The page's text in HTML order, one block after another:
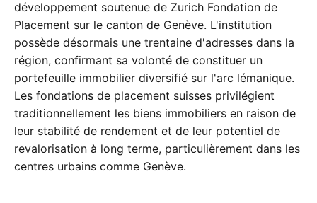
développement soutenue de Zurich Fondation de
Placement sur le canton de Genève. L'institution
possède désormais une trentaine d'adresses dans la
région, confirmant sa volonté de constituer un
portefeuille immobilier diversifié sur l'arc lémanique.
Les fondations de placement suisses privilégient
traditionnellement les biens immobiliers en raison de
leur stabilité de rendement et de leur potentiel de
revalorisation à long terme, particulièrement dans les
centres urbains comme Genève.